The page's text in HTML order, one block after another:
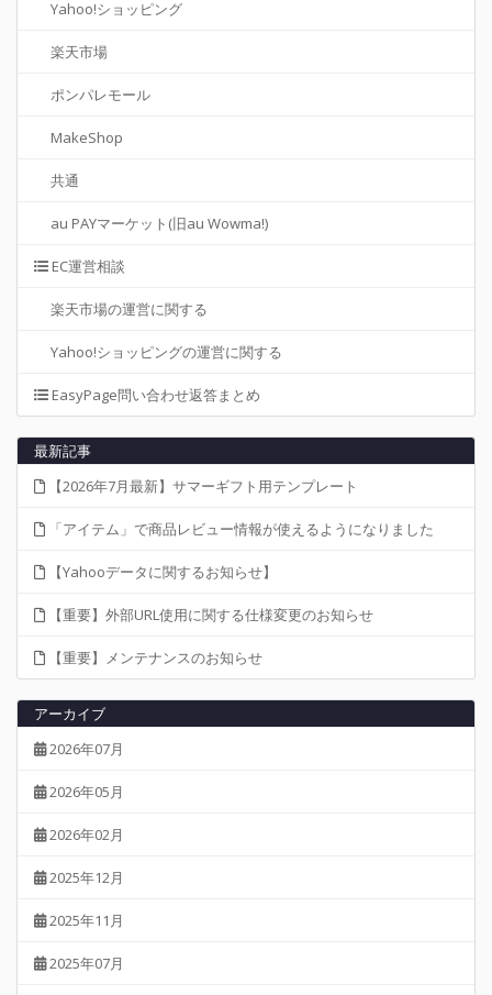
Yahoo!ショッピング
楽天市場
ポンパレモール
MakeShop
共通
au PAYマーケット(旧au Wowma!)
EC運営相談
楽天市場の運営に関する
Yahoo!ショッピングの運営に関する
EasyPage問い合わせ返答まとめ
最新記事
【2026年7月最新】サマーギフト用テンプレート
「アイテム」で商品レビュー情報が使えるようになりました
【Yahooデータに関するお知らせ】
【重要】外部URL使用に関する仕様変更のお知らせ
【重要】メンテナンスのお知らせ
アーカイブ
2026年07月
2026年05月
2026年02月
2025年12月
2025年11月
2025年07月